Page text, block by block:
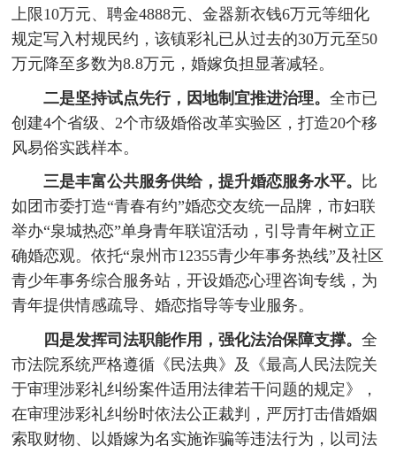
上限10万元、聘金4888元、金器新衣钱6万元等细化
规定写入村规民约，该镇彩礼已从过去的30万元至50
万元降至多数为8.8万元，婚嫁负担显著减轻。
二是坚持试点先行，因地制宜推进治理。 全市已
创建4个省级、2个市级婚俗改革实验区，打造20个移
风易俗实践样本。
三是丰富公共服务供给，提升婚恋服务水平。
比
如团市委打造“青春有约”婚恋交友统一品牌，市妇联
举办“泉城热恋”单身青年联谊活动，引导青年树立正
确婚恋观。依托“泉州市12355青少年事务热线”及社区
青少年事务综合服务站，开设婚恋心理咨询专线，为
青年提供情感疏导、婚恋指导等专业服务。
四是发挥司法职能作用，强化法治保障支撑。 全
市法院系统严格遵循《民法典》及《最高人民法院关
于审理涉彩礼纠纷案件适用法律若干问题的规定》，
在审理涉彩礼纠纷时依法公正裁判，严厉打击借婚姻
索取财物、以婚嫁为名实施诈骗等违法行为，以司法